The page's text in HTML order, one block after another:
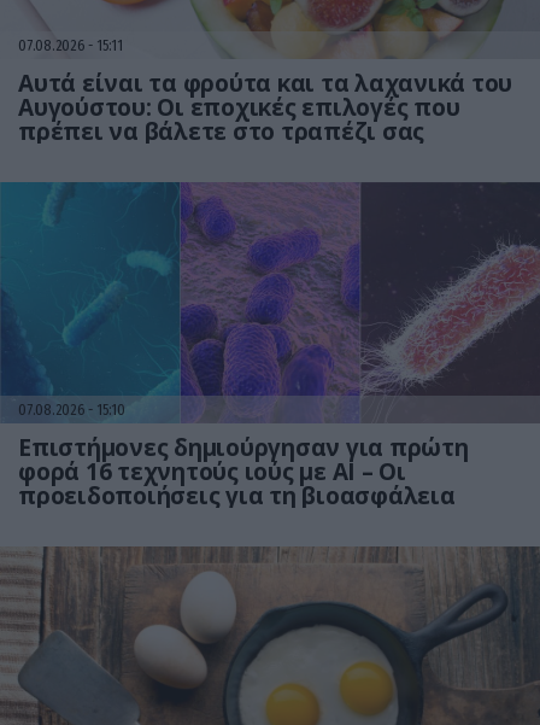
07.08.2026 15:11
Αυτά είναι τα φρούτα και τα λαχανικά του
Αυγούστου: Οι εποχικές επιλογές που
πρέπει να βάλετε στο τραπέζι σας
07.08.2026 15:10
Επιστήμονες δημιούργησαν για πρώτη
φορά 16 τεχνητούς ιούς με AI – Οι
προειδοποιήσεις για τη βιοασφάλεια